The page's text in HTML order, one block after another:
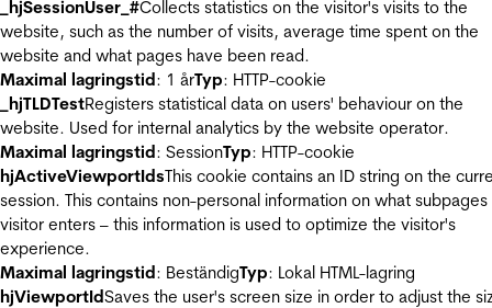
_hjSessionUser_#Collects statistics on the visitor's visits to the
website, such as the number of visits, average time spent on the
website and what pages have been read.
Maximal lagringstid: 1 årTyp: HTTP-cookie
_hjTLDTestRegisters statistical data on users' behaviour on the
website. Used for internal analytics by the website operator.
Maximal lagringstid: SessionTyp: HTTP-cookie
hjActiveViewportIdsThis cookie contains an ID string on the
session. This contains non-personal information on what
visitor enters – this information is used to optimize the visitor's
experience.
Maximal lagringstid: BeständigTyp: Lokal HTML-lagring
hjViewportIdSaves the user's screen size in order to adjust the